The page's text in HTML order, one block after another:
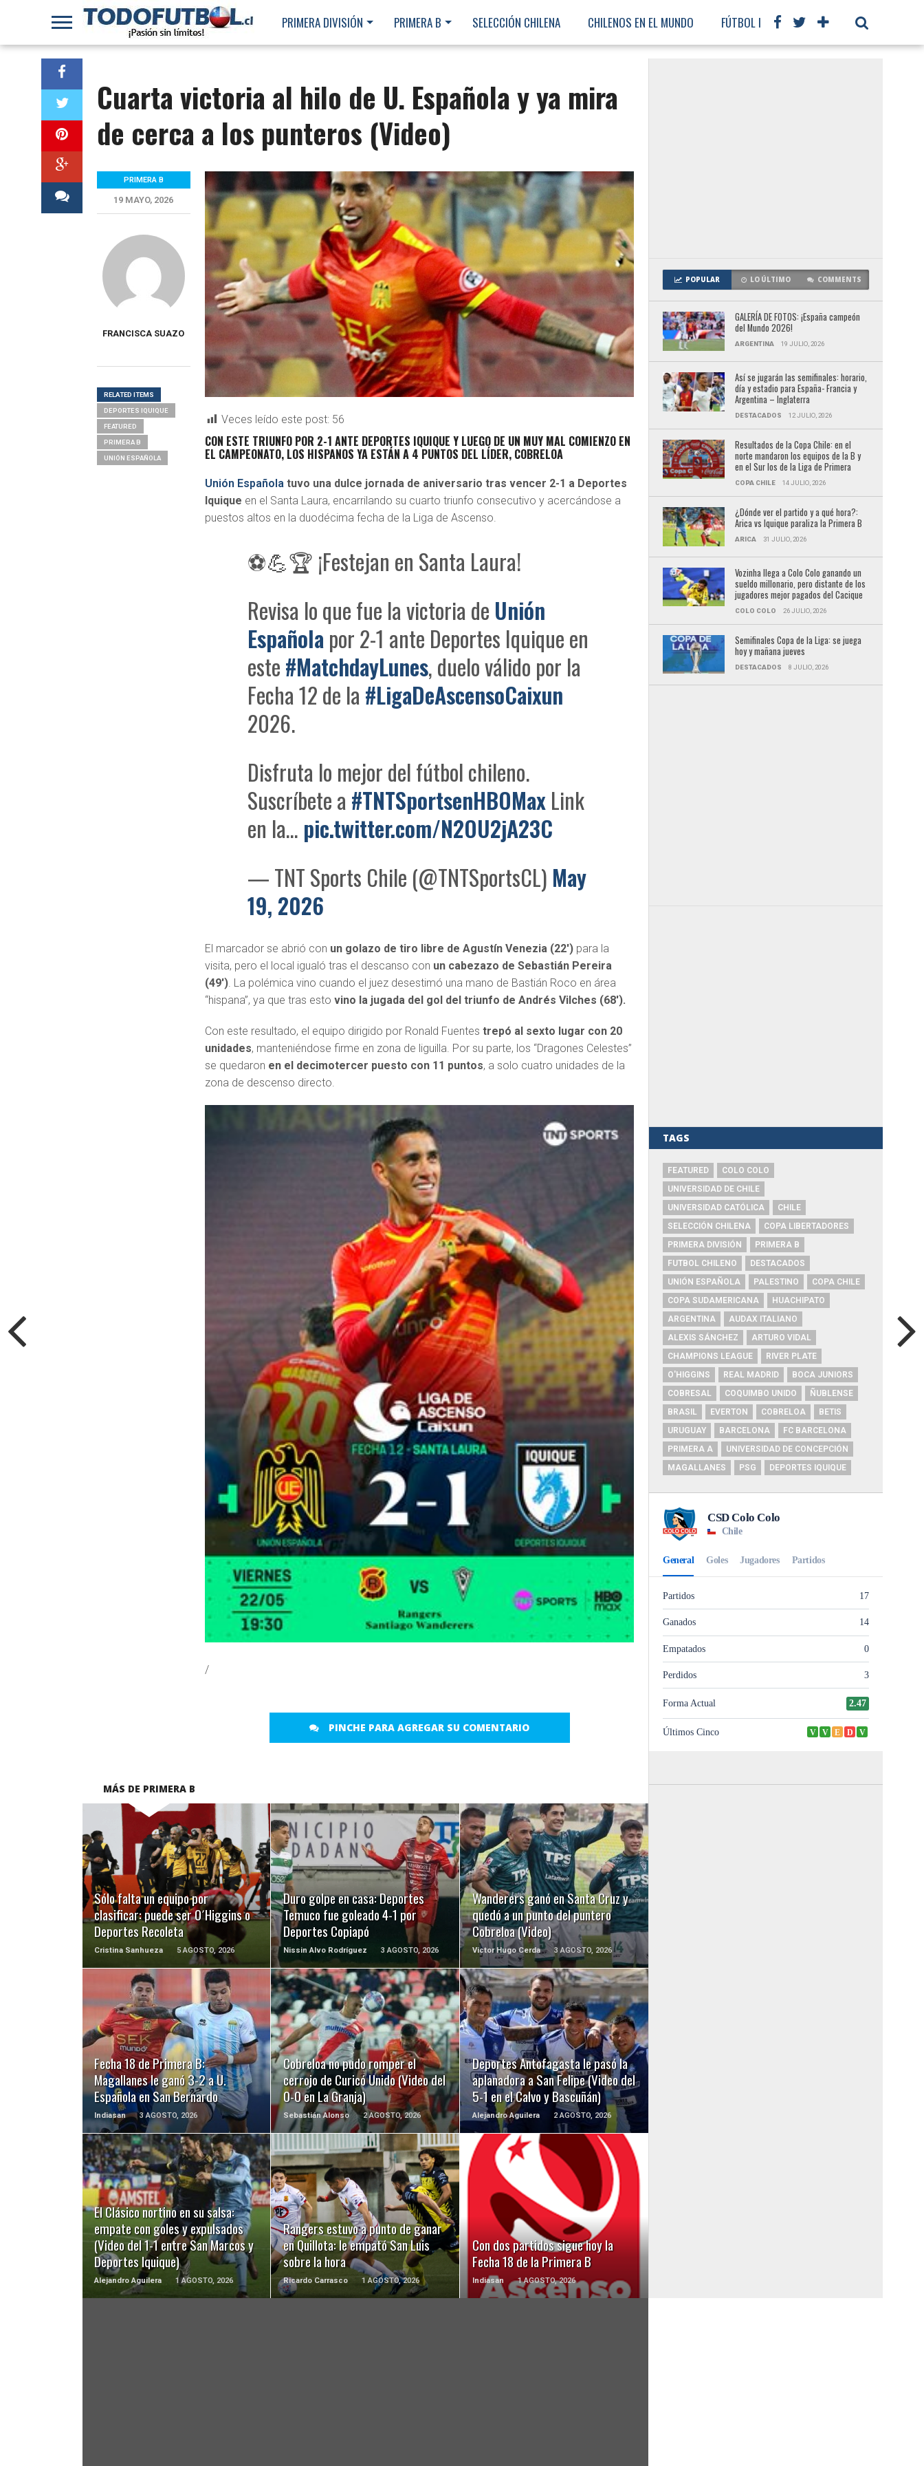
PRIMERA DIVISIÓN PRIMERA B SELECCIÓN CHILENA CHILENOS EN EL MUNDO FÚTBOL INTERNACIONAL
Cuarta victoria al hilo de U. Española y ya mira
de cerca a los punteros (Video)
Veces leído este post: 56
CON ESTE TRIUNFO POR 2-1 ANTE DEPORTES IQUIQUE Y LUEGO DE UN MUY MAL COMIENZO EN
EL CAMPEONATO, LOS HISPANOS YA ESTÁN A 4 PUNTOS DEL LÍDER, COBRELOA
Unión Española tuvo una dulce jornada de aniversario tras vencer 2-1 a Deportes
Iquique en el Santa Laura, encarrilando su cuarto triunfo consecutivo y acercándose a
puestos altos en la duodécima fecha de la Liga de Ascenso.
⚽💪🏆 ¡Festejan en Santa Laura!
Revisa lo que fue la victoria de Unión
Españolapor 2-1 ante Deportes Iquique en
este#MatchdayLunes, duelo válido por la
Fecha 12 de la#LigaDeAscensoCaixun
2026.
Disfruta lo mejor del fútbol chileno.
Suscríbete a#TNTSportsenHBOMaxLink
en la… pic.twitter.com/N2OU2jA23C
— TNT Sports Chile (@TNTSportsCL) May
19, 2026
El marcador se abrió con un golazo de tiro libre de Agustín Venezia (22′) para la
visita, pero el local igualó tras el descanso con un cabezazo de Sebastián Pereira
(49′). La polémica vino cuando el juez desestimó una mano de Bastián Roco en área
“hispana”, ya que tras esto vino la jugada del gol del triunfo de Andrés Vilches (68′).
Con este resultado, el equipo dirigido por Ronald Fuentes trepó al sexto lugar con 20
unidades, manteniéndose firme en zona de liguilla. Por su parte, los “Dragones Celestes”
se quedaron en el decimotercer puesto con 11 puntos, a solo cuatro unidades de la
zona de descenso directo.
/
PINCHE PARA AGREGAR SU COMENTARIO
PRIMERA B
19 MAYO, 2026
FRANCISCA SUAZO
RELATED ITEMS
DEPORTES IQUIQUE
FEATURED
PRIMERA B
UNIÓN ESPAÑOLA
MÁS DE PRIMERA B
Sólo falta un equipo por
clasificar: puede ser O´Higgins o
Deportes Recoleta
Cristina Sanhueza 5 AGOSTO, 2026
LEER MÁS
Duro golpe en casa: Deportes
Temuco fue goleado 4-1 por
Deportes Copiapó
Nissin Alvo Rodríguez 3 AGOSTO, 2026
LEER MÁS
Wanderers ganó en Santa Cruz y
quedó a un punto del puntero
Cobreloa (Video)
Victor Hugo Cerda 3 AGOSTO, 2026
LEER MÁS
Fecha 18 de Primera B:
Magallanes le ganó 3-2 a U.
Española en San Bernardo
Indiasan 3 AGOSTO, 2026
LEER MÁS
Cobreloa no pudo romper el
cerrojo de Curicó Unido (Video del
0-0 en La Granja)
Sebastián Alonso 2 AGOSTO, 2026
LEER MÁS
Deportes Antofagasta le pasó la
aplanadora a San Felipe (Video del
5-1 en el Calvo y Bascuñán)
Alejandro Aguilera 2 AGOSTO, 2026
LEER MÁS
El Clásico nortino en su salsa:
empate con goles y expulsados
(Video del 1-1 entre San Marcos y
Deportes Iquique)
Alejandro Aguilera 1 AGOSTO, 2026
LEER MÁS
Rangers estuvo a punto de ganar
en Quillota: le empató San Luis
sobre la hora
Ricardo Carrasco 1 AGOSTO, 2026
LEER MÁS
Con dos partidos sigue hoy la
Fecha 18 de la Primera B
Indiasan 1 AGOSTO, 2026
LEER MÁS
POPULAR LO ÚLTIMO COMMENTS
GALERÍA DE FOTOS: ¡España campeón
del Mundo 2026!
ARGENTINA 19 JULIO, 2026
Así se jugarán las semifinales: horario,
día y estadio para España- Francia y
Argentina – Inglaterra
DESTACADOS 12 JULIO, 2026
Resultados de la Copa Chile: en el
norte mandaron los equipos de la B y
en el Sur los de la Liga de Primera
COPA CHILE 14 JULIO, 2026
¿Dónde ver el partido y a qué hora?:
Arica vs Iquique paraliza la Primera B
ARICA 31 JULIO, 2026
Vozinha llega a Colo Colo ganando un
sueldo millonario, pero distante de los
jugadores mejor pagados del Cacique
COLO COLO 26 JULIO, 2026
Semifinales Copa de la Liga: se juega
hoy y mañana jueves
DESTACADOS 8 JULIO, 2026
TAGS
FEATURED
COLO COLO
UNIVERSIDAD DE CHILE
UNIVERSIDAD CATÓLICA
CHILE
SELECCIÓN CHILENA
COPA LIBERTADORES
PRIMERA DIVISIÓN
PRIMERA B
FUTBOL CHILENO
DESTACADOS
UNIÓN ESPAÑOLA
PALESTINO
COPA CHILE
COPA SUDAMERICANA
HUACHIPATO
ARGENTINA
AUDAX ITALIANO
ALEXIS SÁNCHEZ
ARTURO VIDAL
CHAMPIONS LEAGUE
RIVER PLATE
O'HIGGINS
REAL MADRID
BOCA JUNIORS
COBRESAL
COQUIMBO UNIDO
ÑUBLENSE
BRASIL
EVERTON COBRELOA
BETIS
URUGUAY
BARCELONA
FC BARCELONA
PRIMERA A
UNIVERSIDAD DE CONCEPCIÓN
MAGALLANES
PSG DEPORTES IQUIQUE